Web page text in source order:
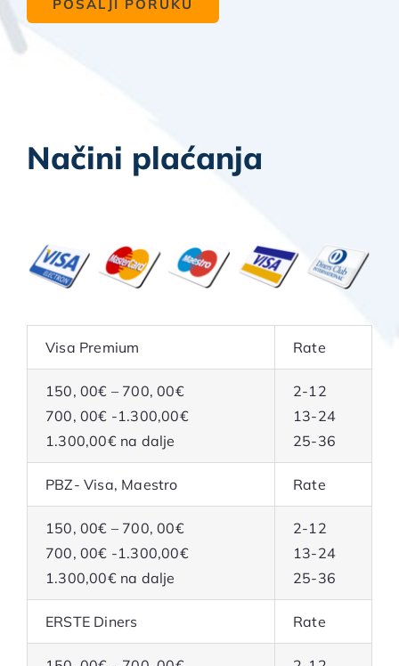
Načini plaćanja
Visa Premium Rate
150, 00€ – 700, 00€
700, 00€ -1.300,00€
1.300,00€ na dalje
2-12
13-24
25-36
PBZ- Visa, Maestro Rate
150, 00€ – 700, 00€
700, 00€ -1.300,00€
1.300,00€ na dalje
2-12
13-24
25-36
ERSTE Diners Rate